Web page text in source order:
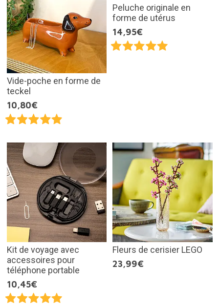
Vide-poche en forme de
teckel
10,80€
Peluche originale en
forme de utérus
14,95€
Kit de voyage avec
accessoires pour
téléphone portable
10,45€
Fleurs de cerisier LEGO
23,99€